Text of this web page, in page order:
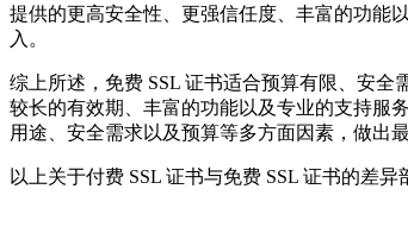
提供的更高安全性、更强信任度、丰富的功能
入。
综上所述，免费 SSL 证书适合预算有限、安全
较长的有效期、丰富的功能以及专业的支持服
用途、安全需求以及预算等多方面因素，做出
以上关于付费 SSL 证书与免费 SSL 证书的差